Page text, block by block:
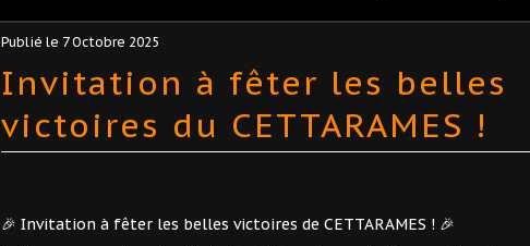
Publié le 7 Octobre 2025
Invitation à fêter les belles
victoires du CETTARAMES !
🎉 Invitation à fêter les belles victoires de CETTARAMES ! 🎉